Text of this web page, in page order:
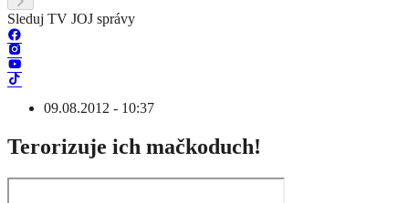
Sleduj TV JOJ správy
09.08.2012 - 10:37
Terorizuje ich mačkoduch!